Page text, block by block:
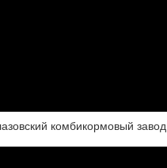
комбикормовый завод